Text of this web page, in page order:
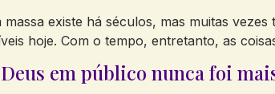
existe há séculos, mas muitas
hoje. Com o tempo, entretanto, as
em público nunca foi